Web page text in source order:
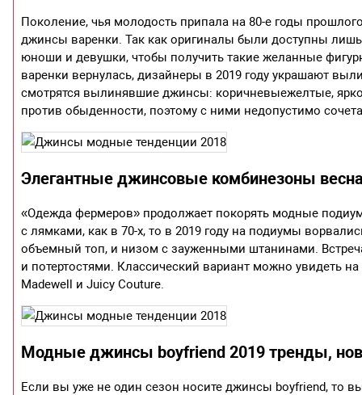
Поколение, чья молодость припала на 80-е годы
джинсы варенки. Так как оригиналы были доступны
юноши и девушки, чтобы получить такие желанные
варенки вернулась, дизайнеры в 2019 году украшают
смотрятся вылинявшие джинсы: коричневыежелтые,
против обыденности, поэтому с ними недопустимо
Элегантные джинсовые комбинезоны
«Одежда фермеров» продолжает покорять модные
с лямками, как в 70-х, то в 2019 году на подиумы
объемный топ, и низом с зауженными штанинами.
и потертостями. Классический вариант можно увидеть
Madewell и Juicy Couture.
Модные джинсы boyfriend 2019 тренды,
Если вы уже не один сезон носите джинсы boyfriend, то